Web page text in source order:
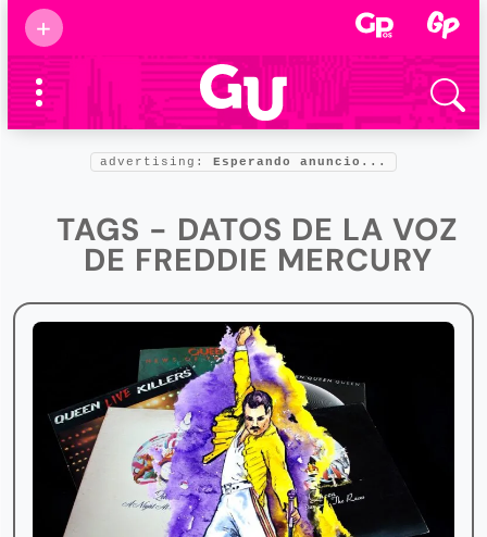
+
Supermamás
2025
Marcas de
confianza
Foro salud
advertising: Esperando anuncio...
TAGS - DATOS DE LA VOZ
DE FREDDIE MERCURY